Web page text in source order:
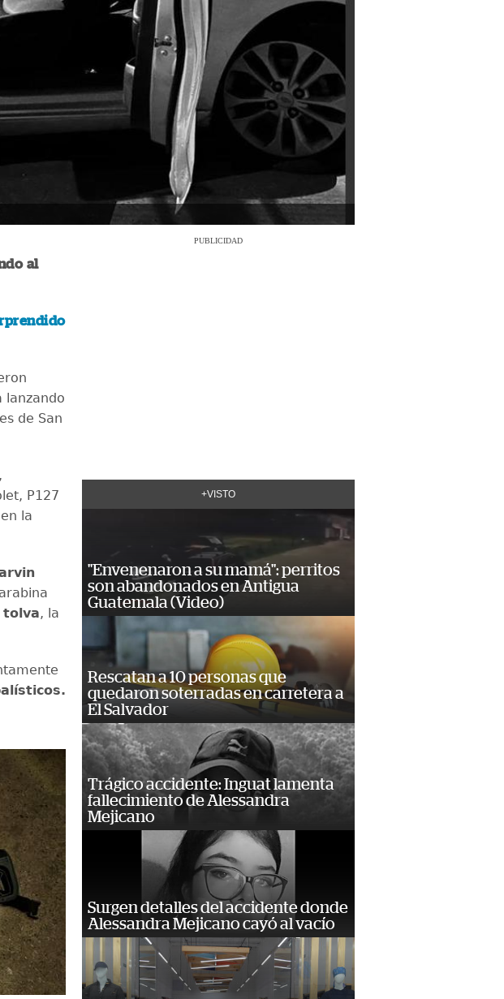
al
lanzando
de San
P127
la
tolva, la
PUBLICIDAD
+VISTO
"Envenenaron a su mamá": perritos
son abandonados en Antigua
Guatemala (Video)
Rescatan a 10 personas que
quedaron soterradas en carretera a
El Salvador
Trágico accidente: Inguat lamenta
fallecimiento de Alessandra
Mejicano
Surgen detalles del accidente donde
Alessandra Mejicano cayó al vacío